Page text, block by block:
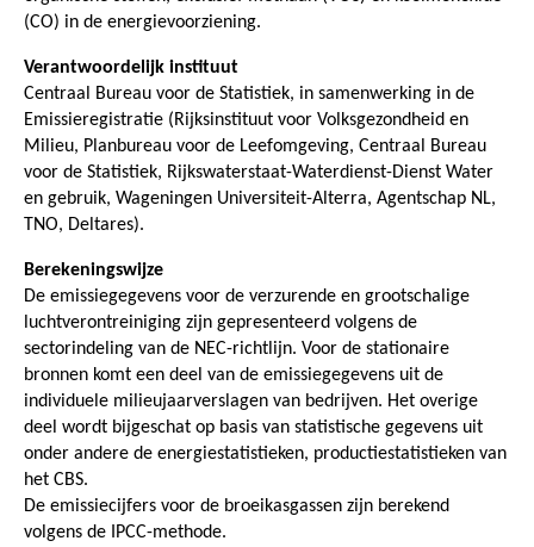
(CO) in de energievoorziening.
Verantwoordelijk instituut
Centraal Bureau voor de Statistiek, in samenwerking in de
Emissieregistratie (Rijksinstituut voor Volksgezondheid en
Milieu, Planbureau voor de Leefomgeving, Centraal Bureau
voor de Statistiek, Rijkswaterstaat-Waterdienst-Dienst Water
en gebruik, Wageningen Universiteit-Alterra, Agentschap NL,
TNO, Deltares).
Berekeningswijze
De emissiegegevens voor de verzurende en grootschalige
luchtverontreiniging zijn gepresenteerd volgens de
sectorindeling van de NEC-richtlijn. Voor de stationaire
bronnen komt een deel van de emissiegegevens uit de
individuele milieujaarverslagen van bedrijven. Het overige
deel wordt bijgeschat op basis van statistische gegevens uit
onder andere de energiestatistieken, productiestatistieken van
het CBS.
De emissiecijfers voor de broeikasgassen zijn berekend
volgens de IPCC-methode.